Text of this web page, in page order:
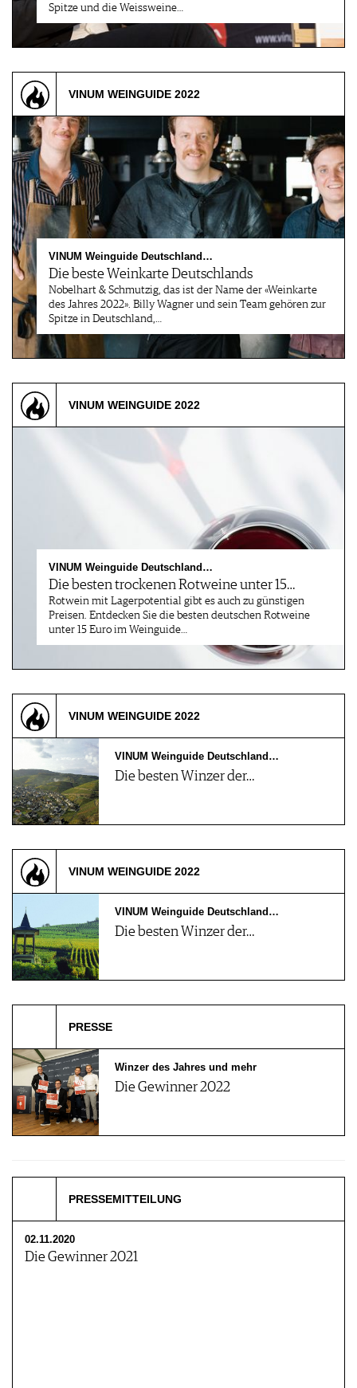
Spitze und die Weissweine…
VINUM WEINGUIDE 2022
VINUM Weinguide Deutschland…
Die beste Weinkarte Deutschlands
Nobelhart & Schmutzig, das ist der Name der «Weinkarte
des Jahres 2022». Billy Wagner und sein Team gehören zur
Spitze in Deutschland,…
VINUM WEINGUIDE 2022
VINUM Weinguide Deutschland…
Die besten trockenen Rotweine unter 15…
Rotwein mit Lagerpotential gibt es auch zu günstigen
Preisen. Entdecken Sie die besten deutschen Rotweine
unter 15 Euro im Weinguide…
VINUM WEINGUIDE 2022
VINUM Weinguide Deutschland…
Die besten Winzer der…
VINUM WEINGUIDE 2022
VINUM Weinguide Deutschland…
Die besten Winzer der…
PRESSE
Winzer des Jahres und mehr
Die Gewinner 2022
PRESSEMITTEILUNG
02.11.2020
Die Gewinner 2021